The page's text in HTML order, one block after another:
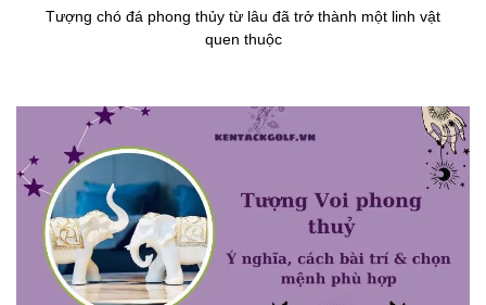
Tượng chó đá phong thủy từ lâu đã trở thành một linh vật
quen thuộc